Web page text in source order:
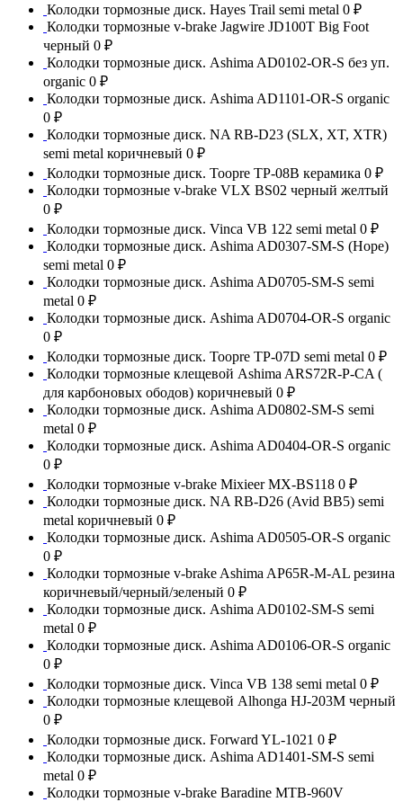
Колодки тормозные диск. Hayes Trail semi metal 0 ₽
Колодки тормозные v-brake Jagwire JD100T Big Foot
черный 0 ₽
Колодки тормозные диск. Ashima AD0102-OR-S без уп.
organic 0 ₽
Колодки тормозные диск. Ashima AD1101-OR-S organic
0 ₽
Колодки тормозные диск. NA RB-D23 (SLX, XT, XTR)
semi metal коричневый 0 ₽
Колодки тормозные диск. Toopre TP-08B керамика 0 ₽
Колодки тормозные v-brake VLX BS02 черный желтый
0 ₽
Колодки тормозные диск. Vinca VB 122 semi metal 0 ₽
Колодки тормозные диск. Ashima AD0307-SM-S (Hope)
semi metal 0 ₽
Колодки тормозные диск. Ashima AD0705-SM-S semi
metal 0 ₽
Колодки тормозные диск. Ashima AD0704-OR-S organic
0 ₽
Колодки тормозные диск. Toopre TP-07D semi metal 0 ₽
Колодки тормозные клещевой Ashima ARS72R-P-CA (
для карбоновых ободов) коричневый 0 ₽
Колодки тормозные диск. Ashima AD0802-SM-S semi
metal 0 ₽
Колодки тормозные диск. Ashima AD0404-OR-S organic
0 ₽
Колодки тормозные v-brake Mixieer MX-BS118 0 ₽
Колодки тормозные диск. NA RB-D26 (Avid BB5) semi
metal коричневый 0 ₽
Колодки тормозные диск. Ashima AD0505-OR-S organic
0 ₽
Колодки тормозные v-brake Ashima AP65R-M-AL резина
коричневый/черный/зеленый 0 ₽
Колодки тормозные диск. Ashima AD0102-SM-S semi
metal 0 ₽
Колодки тормозные диск. Ashima AD0106-OR-S organic
0 ₽
Колодки тормозные диск. Vinca VB 138 semi metal 0 ₽
Колодки тормозные клещевой Alhonga HJ-203M черный
0 ₽
Колодки тормозные диск. Forward YL-1021 0 ₽
Колодки тормозные диск. Ashima AD1401-SM-S semi
metal 0 ₽
Колодки тормозные v-brake Baradine MTB-960V